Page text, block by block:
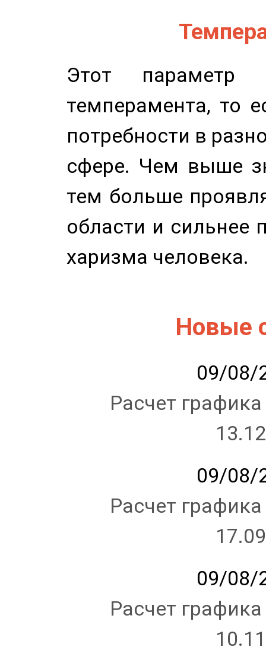
Этот параметр
темперамента, то
потребности в
сфере. Чем выше
тем больше
области и сильнее
харизма человека.
Новые
09/08/
Расчет
09/08/
Расчет
09/08/
Расчет